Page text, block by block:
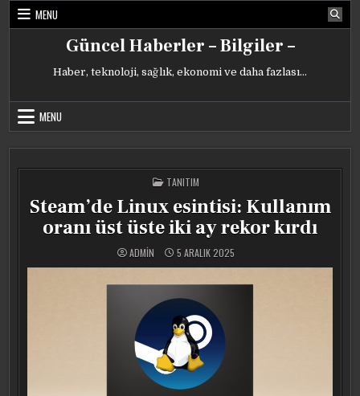
Skip
MENU
Güncel Haberler – Bilgiler –
Haber, teknoloji, sağlık, ekonomi ve daha fazlası…
MENU
POSTED
IN
TANITIM
Steam’de Linux esintisi: Kullanım
oranı üst üste iki ay rekor kırdı
ADMIN 5 ARALIK 2025